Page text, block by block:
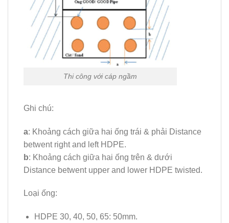
Thi công với cáp ngầm
Ghi chú:
a: Khoảng cách giữa hai ống trái & phải Distance
betwent right and left HDPE.
b: Khoảng cách giữa hai ống trên & dưới
Distance betwent upper and lower HDPE twisted.
Loại ống:
HDPE 30, 40, 50, 65: 50mm.